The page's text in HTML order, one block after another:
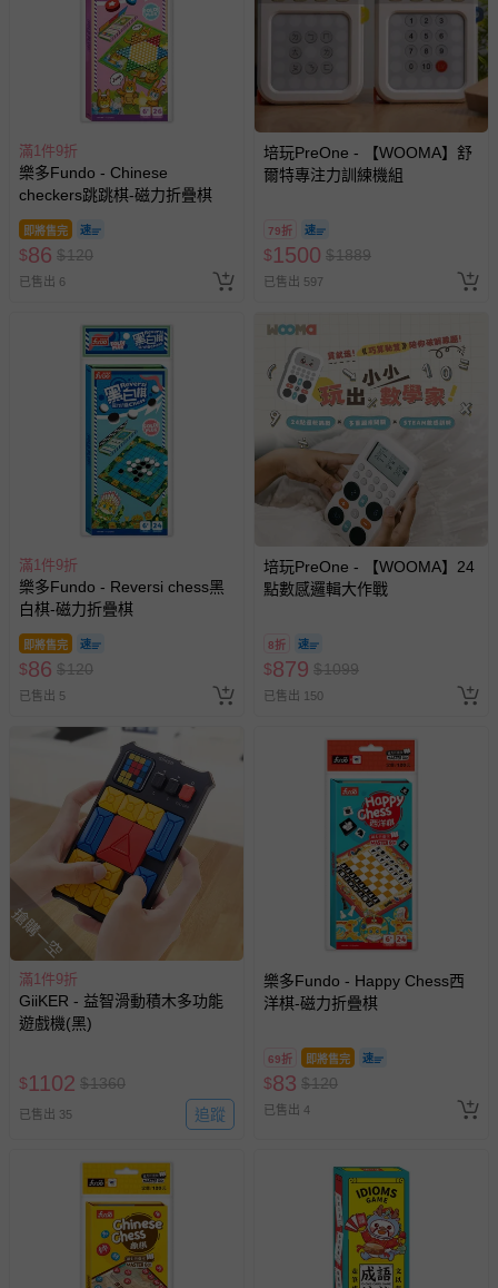
滿1件9折
樂多Fundo - Chinese
checkers跳跳棋-磁力折疊棋
即將售完
$86 $120
已售出 6
培玩PreOne - 【WOOMA】舒
爾特專注力訓練機組
79折
$1500 $1889
已售出 597
滿1件9折
樂多Fundo - Reversi chess黑
白棋-磁力折疊棋
即將售完
$86 $120
已售出 5
培玩PreOne - 【WOOMA】24
點數感邏輯大作戰
8折
$879 $1099
已售出 150
搶購一空
滿1件9折
GiiKER - 益智滑動積木多功能
遊戲機(黑)
$1102 $1360
已售出 35 追蹤
樂多Fundo - Happy Chess西
洋棋-磁力折疊棋
69折 即將售完
$83 $120
已售出 4